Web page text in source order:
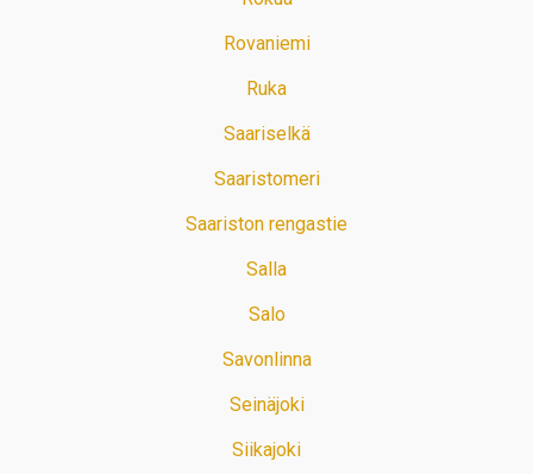
Rovaniemi
Ruka
Saariselkä
Saaristomeri
Saariston rengastie
Salla
Salo
Savonlinna
Seinäjoki
Siikajoki